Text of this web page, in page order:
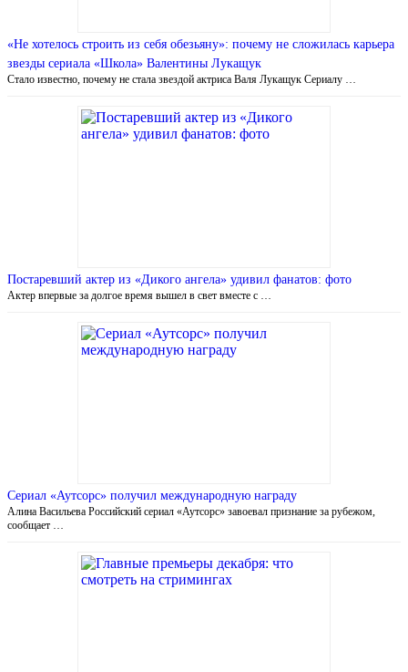
«Не хотелось строить из себя обезьяну»: почему не сложилась карьера
звезды сериала «Школа» Валентины Лукащук
Стало известно, почему не стала звездой актриса Валя Лукащук Сериалу …
Постаревший актер из «Дикого ангела» удивил фанатов: фото
Актер впервые за долгое время вышел в свет вместе с …
Сериал «Аутсорс» получил международную награду
Алина Васильева Российский сериал «Аутсорс» завоевал признание за рубежом,
сообщает …